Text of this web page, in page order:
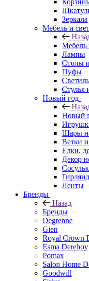
Зеркала
Мебель и свет
Мебель
Лампы
Столы
Пуфы
Стулья
Новый год
Новый
Шары
Ветки
Елки,
Декор
Ленты
Бренды
Назад
Бренды
Degrenne
Gien
Royal Crown
Esma Dereboy
Pomax
Salon Home
Goodwill